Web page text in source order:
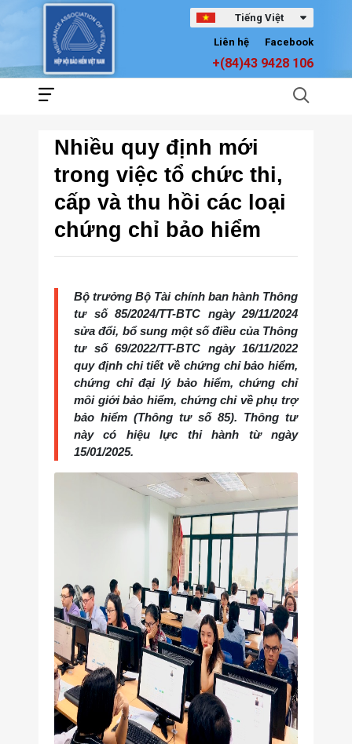
Tiếng Việt
Facebook
Liên hệ
+(84)43 9428 106
Nhiều quy định mới
trong việc tổ chức thi,
cấp và thu hồi các loại
chứng chỉ bảo hiểm
Bộ trưởng Bộ Tài chính ban hành Thông
tư số 85/2024/TT-BTC ngày 29/11/2024
sửa đổi, bổ sung một số điều của Thông
tư số 69/2022/TT-BTC ngày 16/11/2022
quy định chi tiết về chứng chỉ bảo hiểm,
chứng chỉ đại lý bảo hiểm, chứng chỉ
môi giới bảo hiểm, chứng chỉ về phụ trợ
bảo hiểm (Thông tư số 85). Thông tư
này có hiệu lực thi hành từ ngày
15/01/2025.